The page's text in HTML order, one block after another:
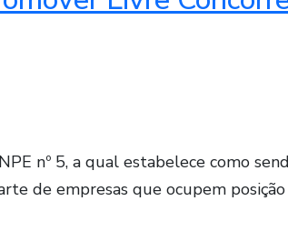
nº 5, a qual estabelece como
de empresas que ocupem